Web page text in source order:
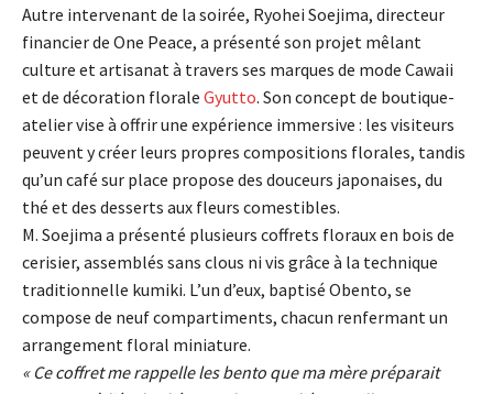
Autre intervenant de la soirée, Ryohei Soejima, directeur
financier de One Peace, a présenté son projet mêlant
culture et artisanat à travers ses marques de mode Cawaii
et de décoration florale Gyutto. Son concept de boutique-
atelier vise à offrir une expérience immersive : les visiteurs
peuvent y créer leurs propres compositions florales, tandis
qu’un café sur place propose des douceurs japonaises, du
thé et des desserts aux fleurs comestibles.
M. Soejima a présenté plusieurs coffrets floraux en bois de
cerisier, assemblés sans clous ni vis grâce à la technique
traditionnelle kumiki. L’un d’eux, baptisé Obento, se
compose de neuf compartiments, chacun renfermant un
arrangement floral miniature.
« Ce coffret me rappelle les bento que ma mère préparait